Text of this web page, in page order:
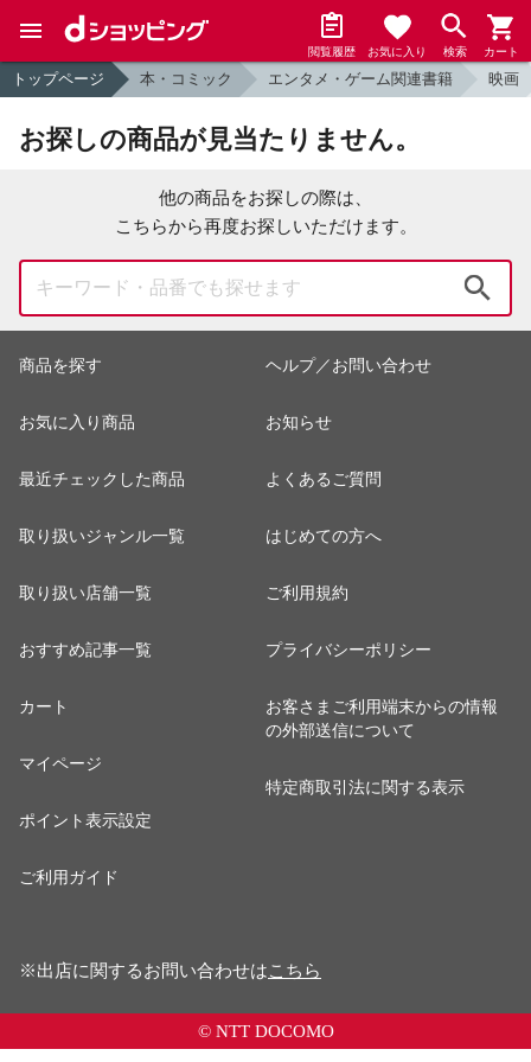
閲覧履歴 お気に入り 検索 カート
トップページ 本・コミック エンタメ・ゲーム関連書籍 映画
お探しの商品が見当たりません。
他の商品をお探しの際は、
こちらから再度お探しいただけます。
商品を探す
お気に入り商品
最近チェックした商品
取り扱いジャンル一覧
取り扱い店舗一覧
おすすめ記事一覧
カート
マイページ
ポイント表示設定
ご利用ガイド
ヘルプ／お問い合わせ
お知らせ
よくあるご質問
はじめての方へ
ご利用規約
プライバシーポリシー
お客さまご利用端末からの情報
の外部送信について
特定商取引法に関する表示
※出店に関するお問い合わせはこちら
© NTT DOCOMO